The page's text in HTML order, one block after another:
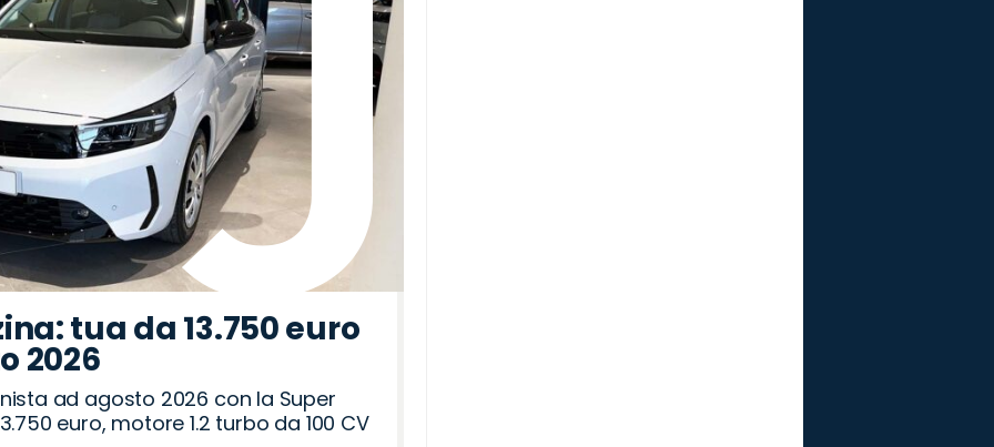
tua da 13.750 euro
2026
ad agosto 2026 con la Super
euro, motore 1.2 turbo da 100 CV